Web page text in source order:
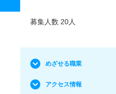
募集人数 20人
めざせる職業
アクセス情報